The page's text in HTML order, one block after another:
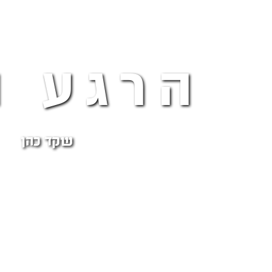
הרגע
שקד כהן